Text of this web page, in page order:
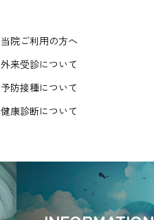
当院ご利用の方へ
外来受診について
予防接種について
健康診断について